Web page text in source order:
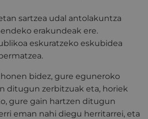
sartzea udal antolakuntza
erakundeak ere.
eskuratzeko eskubidea
bidez, gure eguneroko
ditugun zerbitzuak eta, horiek
gure gain hartzen ditugun
eman nahi diegu herritarrei, eta